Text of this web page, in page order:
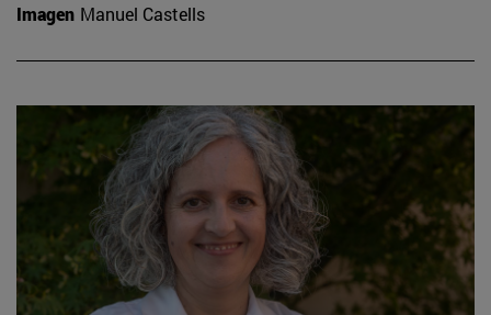
Imagen Manuel Castells